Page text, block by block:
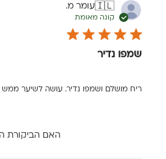
🇮🇱עומר מ.
קונה מאומת
שמפו נדיר
ריח מושלם ושמפו נדיר. עושה לשיער ממש
האם הביקורת